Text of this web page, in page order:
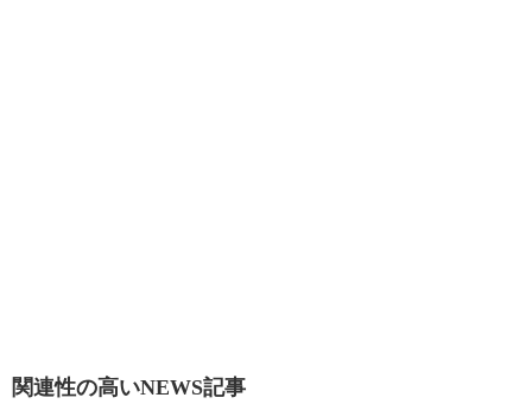
関連性の高いNEWS記事